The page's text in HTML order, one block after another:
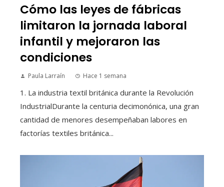
Cómo las leyes de fábricas
limitaron la jornada laboral
infantil y mejoraron las
condiciones
Paula Larraín Hace 1 semana
1. La industria textil británica durante la Revolución
IndustrialDurante la centuria decimonónica, una gran
cantidad de menores desempeñaban labores en
factorías textiles británica...